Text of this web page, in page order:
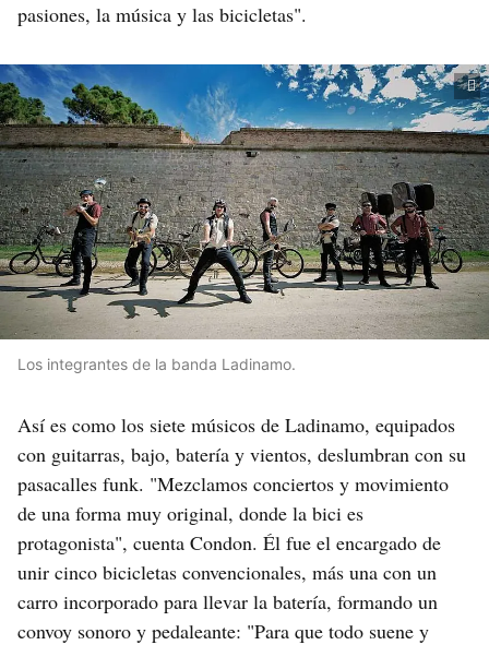
pasiones, la música y las bicicletas".
Los integrantes de la banda Ladinamo.
Así es como los siete músicos de Ladinamo, equipados
con guitarras, bajo, batería y vientos, deslumbran con su
pasacalles funk. "Mezclamos conciertos y movimiento
de una forma muy original, donde la bici es
protagonista", cuenta Condon. Él fue el encargado de
unir cinco bicicletas convencionales, más una con un
carro incorporado para llevar la batería, formando un
convoy sonoro y pedaleante: "Para que todo suene y